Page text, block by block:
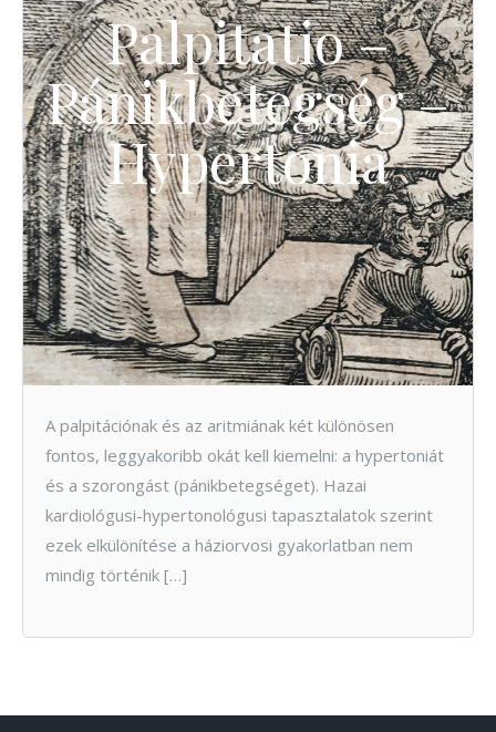
Palpitatio –
Pánikbetegség –
Hypertonia
A palpitációnak és az aritmiának két különösen
fontos, leggyakoribb okát kell kiemelni: a hypertoniát
és a szorongást (pánikbetegséget). Hazai
kardiológusi-hypertonológusi tapasztalatok szerint
ezek elkülönítése a háziorvosi gyakorlatban nem
mindig történik […]